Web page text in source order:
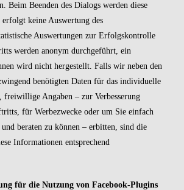
Beim Beenden des Dialogs werden diese
erfolgt keine Auswertung des
Auswertungen zur Erfolgskontrolle
werden anonym durchgeführt, ein
wird nicht hergestellt. Falls wir neben den
benötigten Daten für das individuelle
freiwillige Angaben – zur Verbesserung
für Werbezwecke oder um Sie einfach
und beraten zu können – erbitten, sind die
Informationen entsprechend
für die Nutzung von Facebook-Plugins